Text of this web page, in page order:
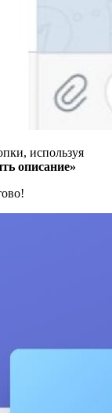
используя
описание»